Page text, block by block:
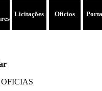
Licitações Ofícios